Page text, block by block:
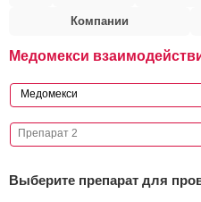
Компании
Медомекси
Выберите препарат для